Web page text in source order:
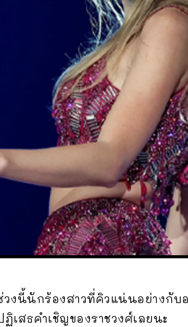
วงนี้นักร้องสาวที่คิวแน่นอย่างกับ
ฏิเสธคำเชิญของราชวงศ์เลยนะ